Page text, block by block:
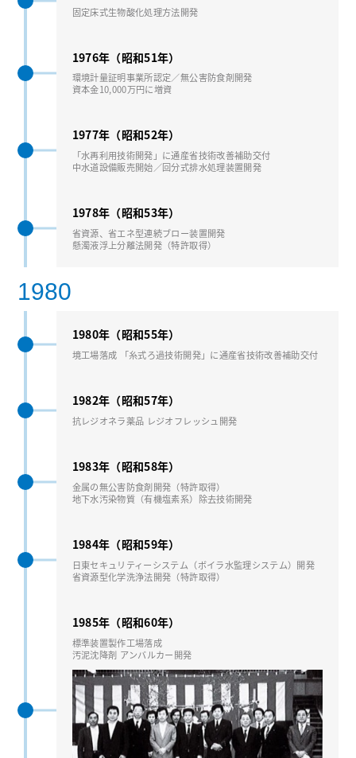
固定床式⽣物酸化処理⽅法開発
1976年（昭和51年）
環境計量証明事業所認定／無公害防⾷剤開発
資本⾦10,000万円に増資
1977年（昭和52年）
「⽔再利⽤技術開発」に通産省技術改善補助交付
中水道設備販売開始／回分式排⽔処理装置開発
1978年（昭和53年）
省資源、省エネ型連続ブロー装置開発
懸濁液浮上分離法開発（特許取得）
1980
1980年（昭和55年）
境⼯場落成 「⽷式ろ過技術開発」に通産省技術改善補助交付
1982年（昭和57年）
抗レジオネラ薬品 レジオフレッシュ開発
1983年（昭和58年）
⾦属の無公害防⾷剤開発（特許取得）
地下⽔汚染物質（有機塩素系）除去技術開発
1984年（昭和59年）
⽇東セキュリティーシステム（ボイラ⽔監理システム）開発
省資源型化学洗浄法開発（特許取得）
1985年（昭和60年）
標準装置製作⼯場落成
汚泥沈降剤 アンバルカー開発